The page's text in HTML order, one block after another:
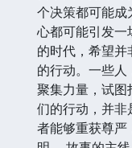
个决策都可能成
心都可能引发一
的时代，希望
的行动。一些
聚集力量，试
们的行动，并非
者能够重获尊严